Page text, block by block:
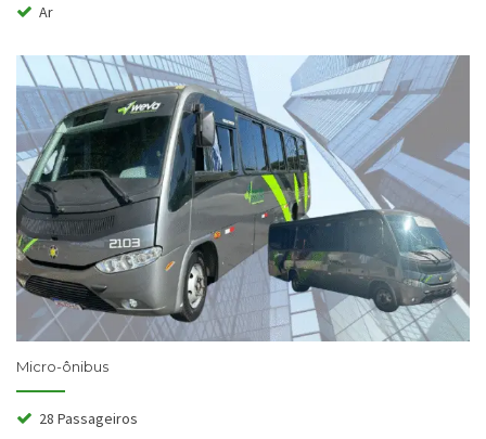
Ar
Micro-ônibus
28 Passageiros